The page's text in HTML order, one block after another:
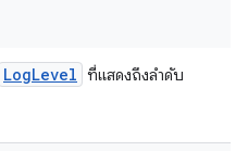
LogLevel ที่แสดงถึงลำดับ